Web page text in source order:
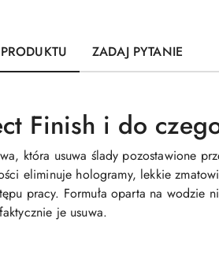
ZADAJ PYTANIE
Finish i do
która usuwa ślady pozostawione
eliminuje hologramy, lekkie
pracy. Formuła oparta na wodzie
je usuwa.